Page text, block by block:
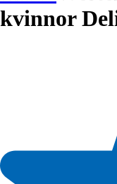
kvinnor